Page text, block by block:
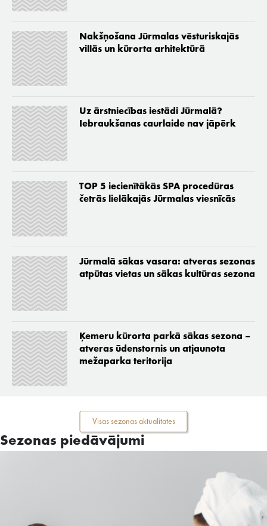
Nakšņošana Jūrmalas vēsturiskajās
villās un kūrorta arhitektūrā
Uz ārstniecības iestādi Jūrmalā?
Iebraukšanas caurlaide nav jāpērk
TOP 5 iecienītākās SPA procedūras
četrās lielākajās Jūrmalas viesnīcās
Jūrmalā sākas vasara: atveras sezonas
atpūtas vietas un sākas kultūras sezona
Ķemeru kūrorta parkā sākas sezona –
atveras ūdenstornis un atjaunota
mežaparka teritorija
Visas sezonas aktualitates
Sezonas piedāvājumi